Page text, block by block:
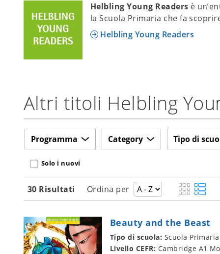
Helbling Young Readers è
la Scuola Primaria che fa
Helbling Young Readers
Altri titoli Helbling
Solo i nuovi
Programma Category Tipo di
30 Risultati Ordina per
Beauty and the Beast
Tipo di scuola: Scuola Primaria
Livello CEFR: Cambridge A1